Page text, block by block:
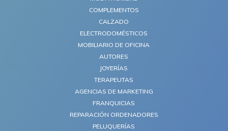
COMPLEMENTOS
CALZADO
ELECTRODOMÉSTICOS
MOBILIARIO DE OFICINA
AUTORES
JOYERÍAS
TERAPEUTAS
AGENCIAS DE MARKETING
FRANQUICIAS
REPARACIÓN ORDENADORES
PELUQUERÍAS